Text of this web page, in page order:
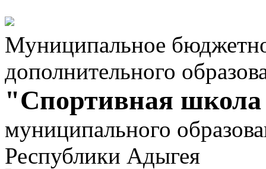
Муниципальное
дополнительного
"Спортивная
муниципального
Республики Адыгея